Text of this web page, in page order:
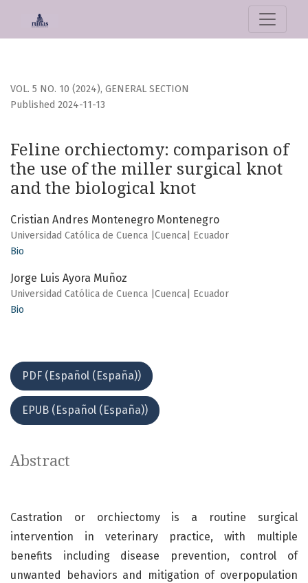
VOL. 5 NO. 10 (2024), GENERAL SECTION
Feline orchiectomy: comparison of
the use of the miller surgical knot
and the biological knot
Published 2024-11-13
Cristian Andres Montenegro Montenegro
Universidad Católica de Cuenca |Cuenca| Ecuador
Bio
Jorge Luis Ayora Muñoz
Universidad Católica de Cuenca |Cuenca| Ecuador
Bio
PDF (Español (España))
EPUB (Español (España))
Abstract
Castration or orchiectomy is a routine surgical
intervention in veterinary practice, with multiple
benefits including disease prevention, control of
unwanted behaviors and mitigation of overpopulation